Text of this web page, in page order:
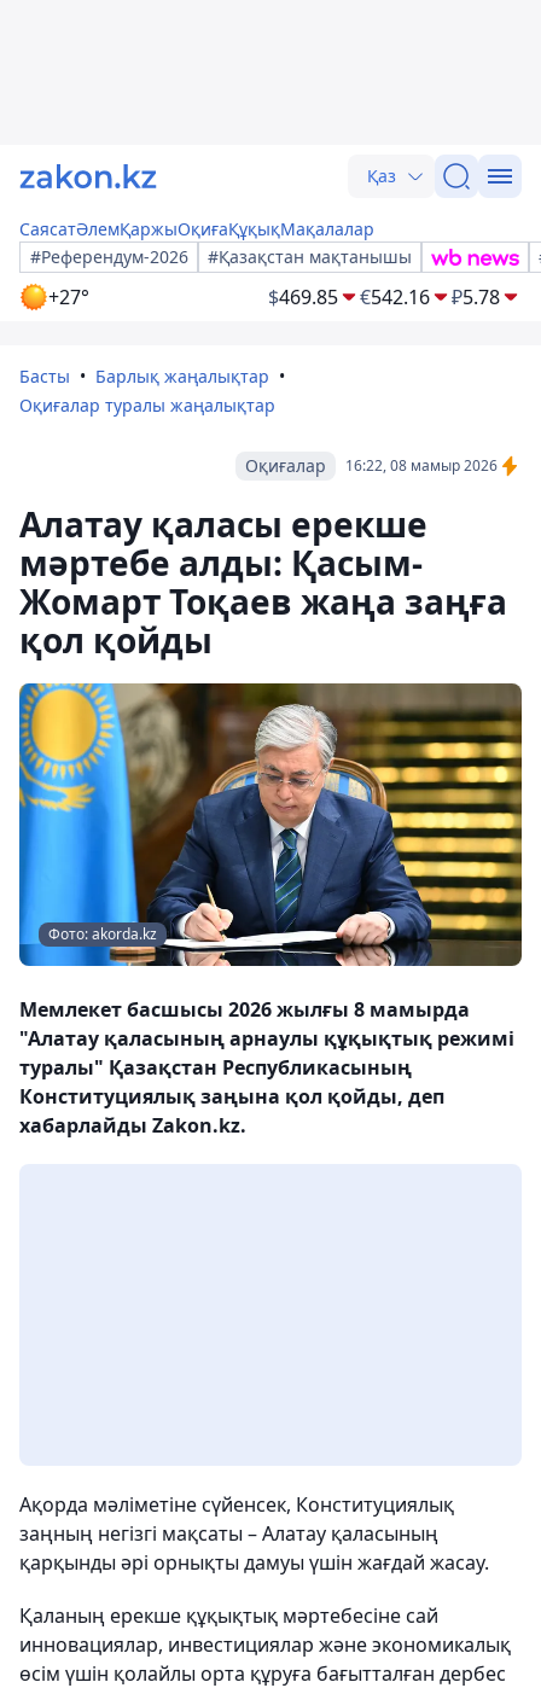
Қаз
СаясатӘлемҚаржыОқиғаҚұқықМақалалар
#Референдум-2026
#Қазақстан мақтанышы
+27° $469.85 €542.16 ₽5.78
Басты
Барлық жаңалықтар
Оқиғалар туралы жаңалықтар
16:22, 08 мамыр 2026
Оқиғалар
Алатау қаласы ерекше
мәртебе алды: Қасым-
Жомарт Тоқаев жаңа заңға
қол қойды
Фото: akorda.kz
Мемлекет басшысы 2026 жылғы 8 мамырда
"Алатау қаласының арнаулы құқықтық режимі
туралы" Қазақстан Республикасының
Конституциялық заңына қол қойды, деп
хабарлайды Zakon.kz.
Ақорда мәліметіне сүйенсек, Конституциялық
заңның негізгі мақсаты – Алатау қаласының
қарқынды әрі орнықты дамуы үшін жағдай жасау.
Қаланың ерекше құқықтық мәртебесіне сай
инновациялар, инвестициялар және экономикалық
өсім үшін қолайлы орта құруға бағытталған дербес